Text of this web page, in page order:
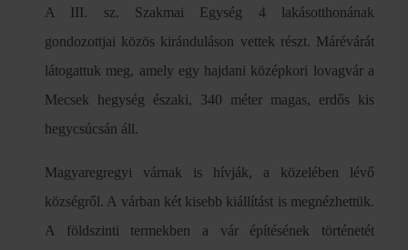
A III. sz. Szakmai Egység 4 lakásotthonának
gondozottjai közös kiránduláson vettek részt. Márévárát
látogattuk meg, amely egy hajdani középkori lovagvár a
Mecsek hegység északi, 340 méter magas, erdős kis
hegycsúcsán áll.
Magyaregregyi várnak is hívják, a közelében lévő
községről. A várban két kisebb kiállítást is megnézhettük.
A földszinti termekben a vár építésének történetét